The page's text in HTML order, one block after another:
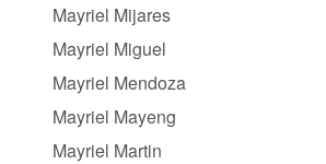
Mayriel Mijares
Mayriel Miguel
Mayriel Mendoza
Mayriel Mayeng
Mayriel Martin